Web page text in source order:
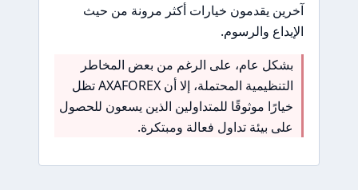
آخرين يقدمون خيارات أكثر مرونة من حيث
الإيداع والرسوم.
بشكل عام، على الرغم من بعض المخاطر
التنظيمية المحتملة، إلا أن AXAFOREX تظل
خيارًا موثوقًا للمتداولين الذين يسعون للحصول
على بيئة تداول فعالة ومبتكرة.